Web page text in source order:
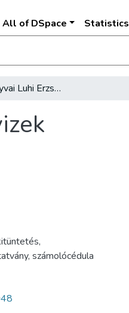
All of DSpace Statistics
Polenai, Szolyvai Luhi Erzsébet ásványvizek
,
, számolócédula